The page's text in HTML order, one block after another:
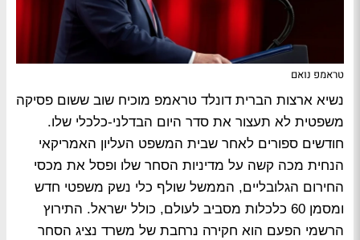
טראמפ נואם
נשיא ארצות הברית דונלד טראמפ מוכיח שוב ששום פסיקה
משפטית לא תעצור את סדר היום הבדלני-כלכלי שלו.
חודשים ספורים לאחר שבית המשפט העליון האמריקאי
הנחית מכה קשה על מדיניות הסחר שלו ופסל את מכסי
החירום הגלובליים, הממשל שולף כלי נשק משפטי חדש
ומסמן 60 כלכלות מסביב לעולם, כולל ישראל. התירוץ
הרשמי הפעם הוא חקירה נרחבת של משרד נציג הסחר